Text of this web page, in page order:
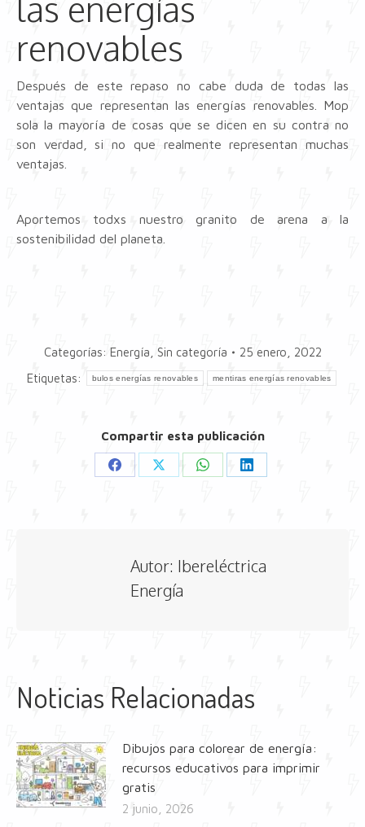
renovables
Después de este repaso no cabe duda de todas las
ventajas que representan las energías renovables. Mop
sola la mayoría de cosas que se dicen en su contra no
son verdad, si no que realmente representan muchas
ventajas.
Aportemos todxs nuestro granito de arena a la
sostenibilidad del planeta.
Categorías: Energía Sin categoría
25 enero, 2022
Etiquetas:
bulos energías renovables mentiras energías renovables
Compartir esta publicación
Share
Share
Share
Share
Autor: Ibereléctrica
Energía
Noticias Relacionadas
Dibujos para colorear de energía:
recursos educativos para imprimir
gratis
2 junio, 2026